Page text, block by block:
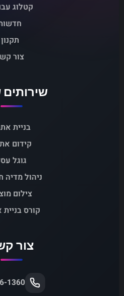
קטלוג
תקנון
צור
שירותים
בניית
קידום
גוגל
ניהול מדיה
צילום
קורס
צור
1360